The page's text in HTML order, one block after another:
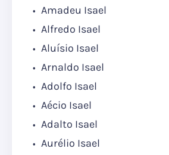
Amadeu Isael
Alfredo Isael
Aluísio Isael
Arnaldo Isael
Adolfo Isael
Aécio Isael
Adalto Isael
Aurélio Isael